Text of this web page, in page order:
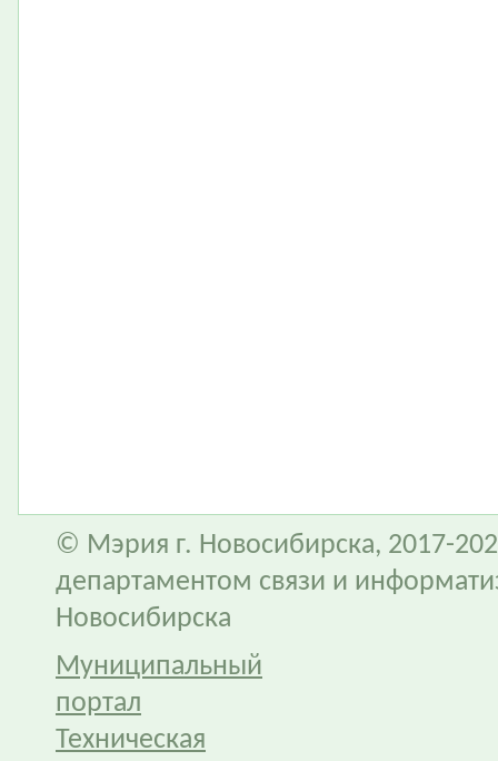
© Мэрия г. Новосибирска, 2017-
департаментом связи и
Новосибирска
Муниципальный
портал
Техническая